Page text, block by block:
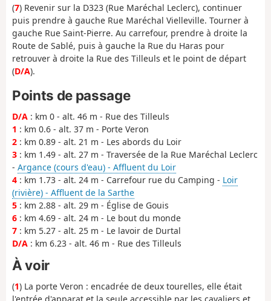
(7) Revenir sur la D323 (Rue Maréchal Leclerc), continuer
puis prendre à gauche Rue Maréchal Vielleville. Tourner à
gauche Rue Saint-Pierre. Au carrefour, prendre à droite la
Route de Sablé, puis à gauche la Rue du Haras pour
retrouver à droite la Rue des Tilleuls et le point de départ
(D/A).
Points de passage
D/A : km 0 - alt. 46 m - Rue des Tilleuls
1 : km 0.6 - alt. 37 m - Porte Veron
2 : km 0.89 - alt. 21 m - Les abords du Loir
3 : km 1.49 - alt. 27 m - Traversée de la Rue Maréchal Leclerc
- Argance (cours d'eau) - Affluent du Loir
4 : km 1.73 - alt. 24 m - Carrefour rue du Camping - Loir
(rivière) - Affluent de la Sarthe
5 : km 2.88 - alt. 29 m - Église de Gouis
6 : km 4.69 - alt. 24 m - Le bout du monde
7 : km 5.27 - alt. 25 m - Le lavoir de Durtal
D/A : km 6.23 - alt. 46 m - Rue des Tilleuls
À voir
(1) La porte Veron : encadrée de deux tourelles, elle était